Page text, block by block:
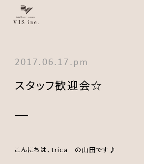
2017.06.17.pm
スタッフ歓迎会☆
こんにちは、trica の山田です♪